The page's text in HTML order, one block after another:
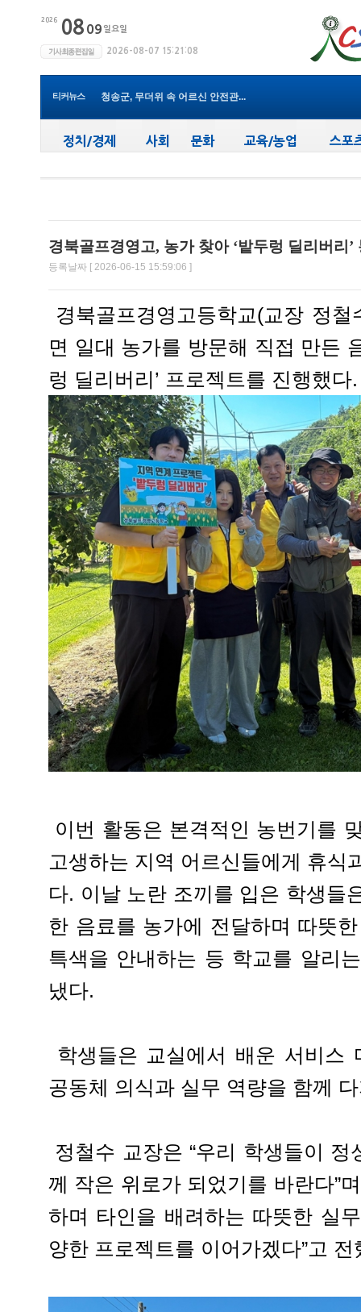
티커뉴스
청송군, ‘지방세입 체납관리단’...
청송군 청소년방과후아카데미, 가...
청송군, 무더위 속 어르신 안전관...
새마을문고청송군지부, 슬라이드...
청송군보건의료원, 비뇨의학과 진...
경북골프경영고, 농가 찾아 ‘밭두렁 딜리버리’
등록날짜 [ 2026-06-15 15:59:06 ]
경북골프경영고등학교(교장 정
면 일대 농가를 방문해 직접 만든
렁 딜리버리’ 프로젝트를 진행했
이번 활동은 본격적인 농번기를
고생하는 지역 어르신들에게 휴식
다. 이날 노란 조끼를 입은 학생들
한 음료를 농가에 전달하며 따뜻
특색을 안내하는 등 학교를 알리
냈다.
학생들은 교실에서 배운 서비스
공동체 의식과 실무 역량을 함께
정철수 교장은 “우리 학생들이
께 작은 위로가 되었기를 바란다”
하며 타인을 배려하는 따뜻한 실
양한 프로젝트를 이어가겠다”고 전